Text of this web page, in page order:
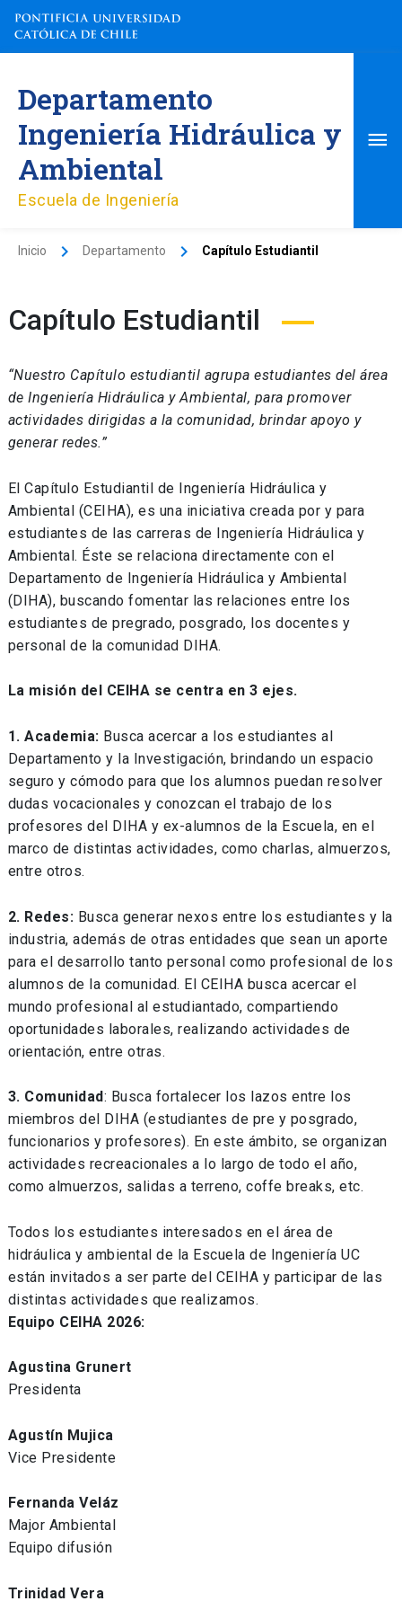
contenido
Departamento
Ingeniería Hidráulica y
Ambiental
Escuela de Ingeniería
Inicio Departamento Capítulo Estudiantil
Capítulo Estudiantil
“Nuestro Capítulo estudiantil agrupa estudiantes del área
de Ingeniería Hidráulica y Ambiental, para promover
actividades dirigidas a la comunidad, brindar apoyo y
generar redes.”
El Capítulo Estudiantil de Ingeniería Hidráulica y
Ambiental (CEIHA), es una iniciativa creada por y para
estudiantes de las carreras de Ingeniería Hidráulica y
Ambiental. Éste se relaciona directamente con el
Departamento de Ingeniería Hidráulica y Ambiental
(DIHA), buscando fomentar las relaciones entre los
estudiantes de pregrado, posgrado, los docentes y
personal de la comunidad DIHA.
La misión del CEIHA se centra en 3 ejes.
1. Academia: Busca acercar a los estudiantes al
Departamento y la Investigación, brindando un espacio
seguro y cómodo para que los alumnos puedan resolver
dudas vocacionales y conozcan el trabajo de los
profesores del DIHA y ex-alumnos de la Escuela, en el
marco de distintas actividades, como charlas, almuerzos,
entre otros.
2. Redes: Busca generar nexos entre los estudiantes y la
industria, además de otras entidades que sean un aporte
para el desarrollo tanto personal como profesional de los
alumnos de la comunidad. El CEIHA busca acercar el
mundo profesional al estudiantado, compartiendo
oportunidades laborales, realizando actividades de
orientación, entre otras.
3. Comunidad: Busca fortalecer los lazos entre los
miembros del DIHA (estudiantes de pre y posgrado,
funcionarios y profesores). En este ámbito, se organizan
actividades recreacionales a lo largo de todo el año,
como almuerzos, salidas a terreno, coffe breaks, etc.
Todos los estudiantes interesados en el área de
hidráulica y ambiental de la Escuela de Ingeniería UC
están invitados a ser parte del CEIHA y participar de las
distintas actividades que realizamos.
Equipo CEIHA 2026:
Agustina Grunert
Presidenta
Agustín Mujica
Vice Presidente
Fernanda Veláz
Major Ambiental
Equipo difusión
Trinidad Vera